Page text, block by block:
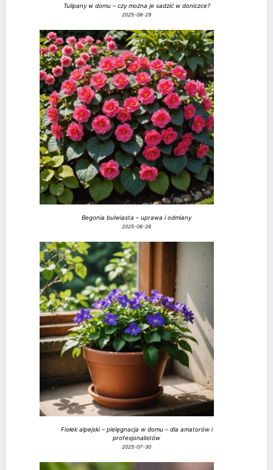
Tulipany w domu – czy można je sadzić w doniczce?
2025-08-29
Begonia bulwiasta – uprawa i odmiany
2025-06-26
Fiołek alpejski – pielęgnacja w domu – dla amatorów i
profesjonalistów
2025-07-30